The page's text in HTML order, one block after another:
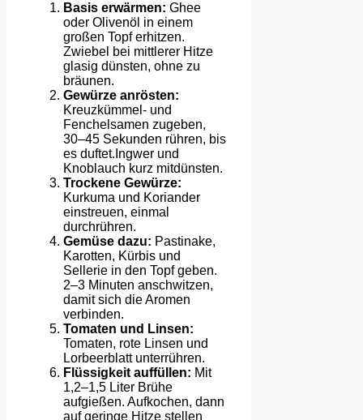
Basis erwärmen: Ghee
oder Olivenöl in einem
großen Topf erhitzen.
Zwiebel bei mittlerer Hitze
glasig dünsten, ohne zu
bräunen.
Gewürze anrösten:
Kreuzkümmel- und
Fenchelsamen zugeben,
30–45 Sekunden rühren, bis
es duftet.Ingwer und
Knoblauch kurz mitdünsten.
Trockene Gewürze:
Kurkuma und Koriander
einstreuen, einmal
durchrühren.
Gemüse dazu: Pastinake,
Karotten, Kürbis und
Sellerie in den Topf geben.
2–3 Minuten anschwitzen,
damit sich die Aromen
verbinden.
Tomaten und Linsen:
Tomaten, rote Linsen und
Lorbeerblatt unterrühren.
Flüssigkeit auffüllen: Mit
1,2–1,5 Liter Brühe
aufgießen. Aufkochen, dann
auf geringe Hitze stellen